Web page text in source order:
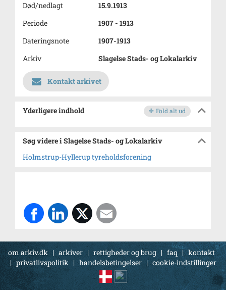
Død/nedlagt
15.9.1913
Periode
1907 - 1913
Dateringsnote
1907-1913
Arkiv
Slagelse Stads- og Lokalarkiv
Kontakt arkivet
Yderligere indhold Fold alt ud
Søg videre i Slagelse Stads- og Lokalarkiv
Holmstrup-Hyllerup tyreholdsforening
om arkiv.dk | arkiver | rettigheder og brug | faq | kontakt
|privatlivspolitik | handelsbetingelser | cookie-indstillinger